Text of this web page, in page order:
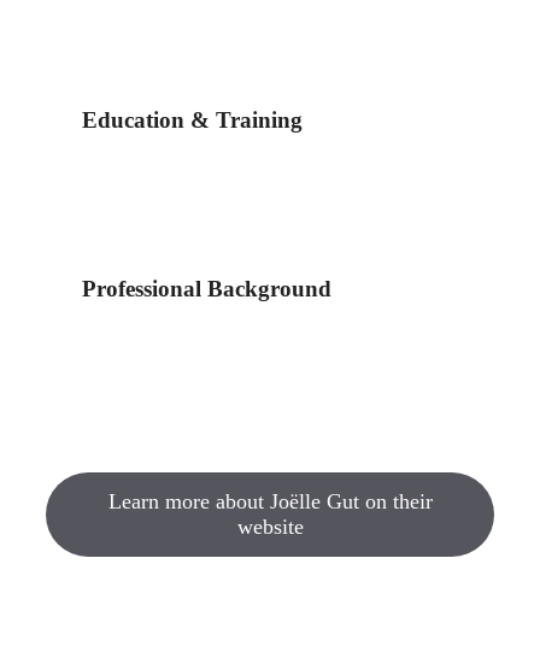
Education & Training
Professional Background
Learn more about Joëlle Gut on their
website